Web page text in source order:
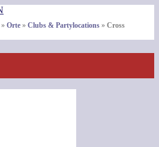
» Orte » Clubs & Partylocations » Cross